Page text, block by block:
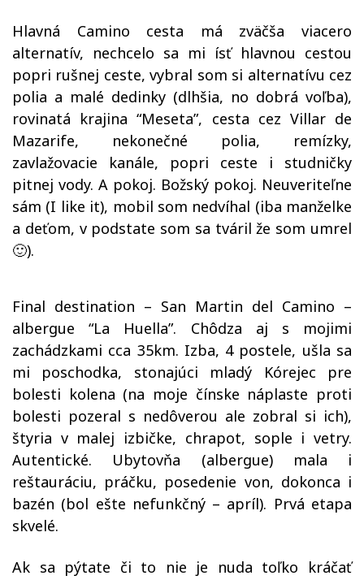
Hlavná Camino cesta má zväčša viacero
alternatív, nechcelo sa mi ísť hlavnou cestou
popri rušnej ceste, vybral som si alternatívu cez
polia a malé dedinky (dlhšia, no dobrá voľba),
rovinatá krajina “Meseta”, cesta cez Villar de
Mazarife, nekonečné polia, remízky,
zavlažovacie kanále, popri ceste i studničky
pitnej vody. A pokoj. Božský pokoj. Neuveriteľne
sám (I like it), mobil som nedvíhal (iba manželke
a deťom, v podstate som sa tváril že som umrel
🙂).
Final destination – San Martin del Camino –
albergue “La Huella”. Chôdza aj s mojimi
zachádzkami cca 35km. Izba, 4 postele, ušla sa
mi poschodka, stonajúci mladý Kórejec pre
bolesti kolena (na moje čínske náplaste proti
bolesti pozeral s nedôverou ale zobral si ich),
štyria v malej izbičke, chrapot, sople i vetry.
Autentické. Ubytovňa (albergue) mala i
reštauráciu, práčku, posedenie von, dokonca i
bazén (bol ešte nefunkčný – apríl). Prvá etapa
skvelé.
Ak sa pýtate či to nie je nuda toľko kráčať